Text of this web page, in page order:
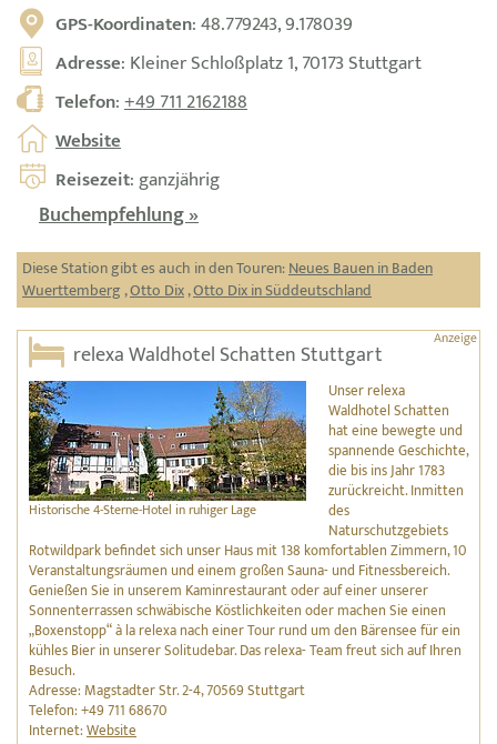
GPS-Koordinaten: 48.779243, 9.178039
Adresse: Kleiner Schloßplatz 1, 70173 Stuttgart
Telefon:+49 711 2162188
Website
Reisezeit: ganzjährig
Buchempfehlung »
Diese Station gibt es auch in den Touren:Neues Bauen in Baden
Wuerttemberg ,Otto Dix,Otto Dix in Süddeutschland
relexa Waldhotel Schatten Stuttgart
Historische 4-Sterne-Hotel in ruhiger Lage
Unser relexa
Waldhotel Schatten
hat eine bewegte und
spannende Geschichte,
die bis ins Jahr 1783
zurückreicht. Inmitten
des
Naturschutzgebiets
Rotwildpark befindet sich unser Haus mit 138 komfortablen Zimmern, 10
Veranstaltungsräumen und einem großen Sauna- und Fitnessbereich.
Genießen Sie in unserem Kaminrestaurant oder auf einer unserer
Sonnenterrassen schwäbische Köstlichkeiten oder machen Sie einen
„Boxenstopp“ à la relexa nach einer Tour rund um den Bärensee für ein
kühles Bier in unserer Solitudebar. Das relexa- Team freut sich auf Ihren
Besuch.
Adresse: Magstadter Str. 2-4, 70569 Stuttgart
Telefon: +49 711 68670
Internet:Website